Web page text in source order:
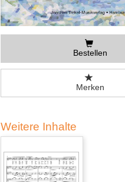
Bestellen
Merken
Weitere Inhalte